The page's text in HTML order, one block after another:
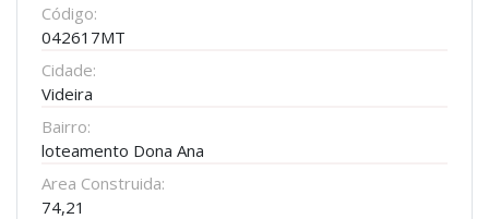
Código:
042617MT
Cidade:
Videira
Bairro:
loteamento Dona Ana
Area Construida:
74,21